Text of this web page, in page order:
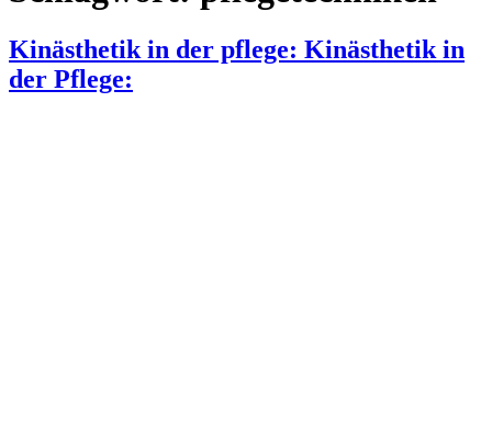
Kinästhetik in der pflege: Kinästhetik in
der Pflege: